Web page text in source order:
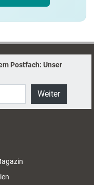
Postfach: Unser
Weiter